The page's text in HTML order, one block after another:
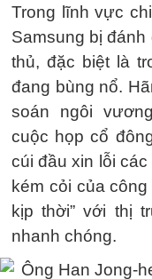
Trong lĩnh vực
Samsung bị đánh
thủ, đặc biệt là
đang bùng nổ.
soán ngôi
cuộc họp cổ
cúi đầu xin lỗi
kém cỏi của
kịp thời” với thị
nhanh chóng.